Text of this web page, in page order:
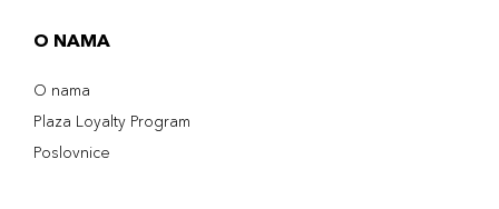
O NAMA
O nama
Plaza Loyalty Program
Poslovnice